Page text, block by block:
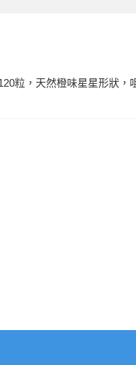
粒，天然橙味星星形狀